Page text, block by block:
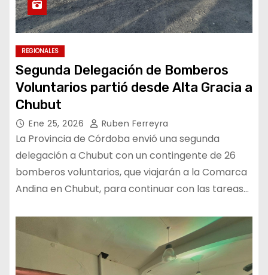
REGIONALES
Segunda Delegación de Bomberos
Voluntarios partió desde Alta Gracia a
Chubut
Ene 25, 2026 Ruben Ferreyra
La Provincia de Córdoba envió una segunda
delegación a Chubut con un contingente de 26
bomberos voluntarios, que viajarán a la Comarca
Andina en Chubut, para continuar con las tareas…